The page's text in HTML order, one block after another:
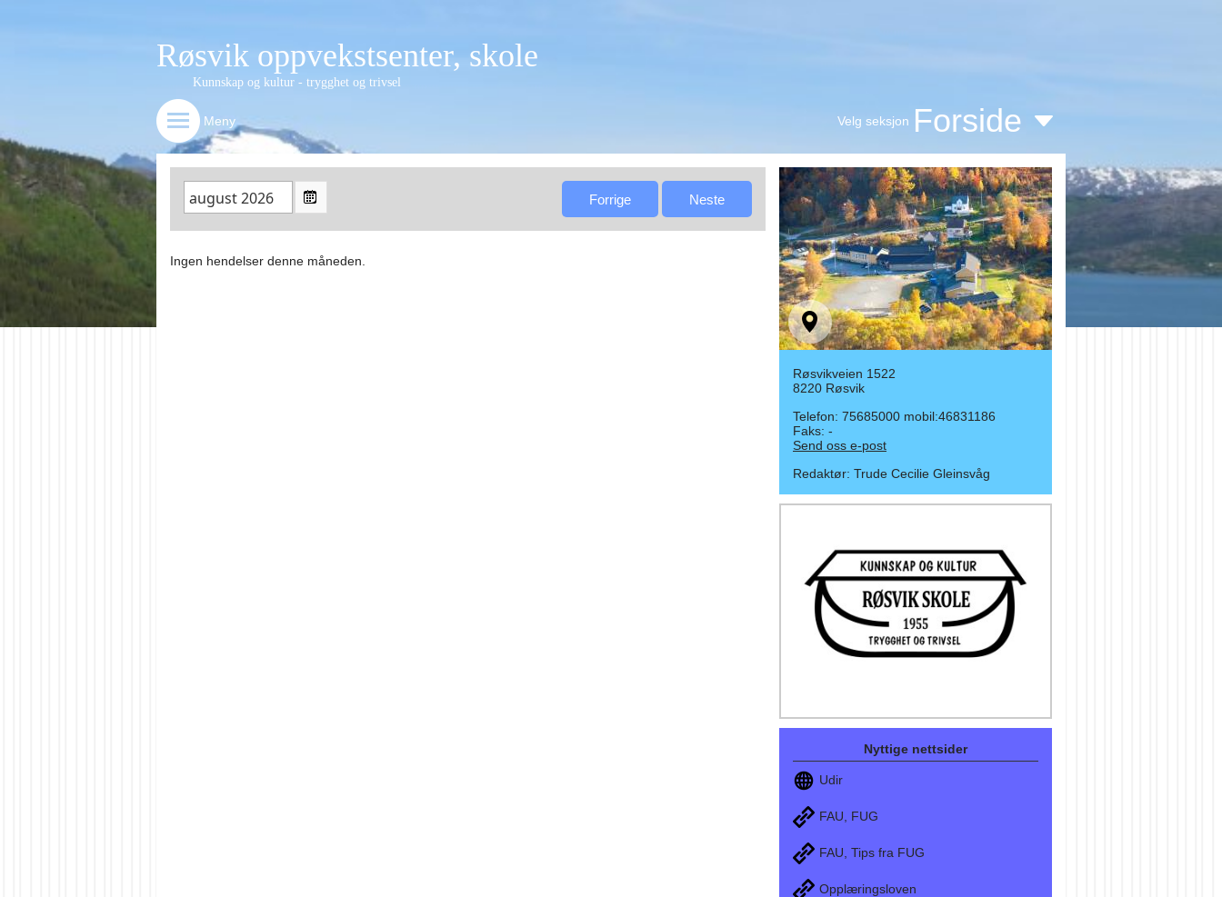
Røsvik oppvekstsenter, skole
Kunnskap og kultur - trygghet og trivsel
Meny Velg seksjon Forside
Røsvikveien 1522
8220 Røsvik
Telefon: 75685000 mobil:46831186
Faks: -
Send oss e-post
Redaktør: Trude Cecilie Gleinsvåg
Nyttige nettsider
Udir
FAU, FUG
FAU, Tips fra FUG
Opplæringsloven
Ingen hendelser denne måneden.